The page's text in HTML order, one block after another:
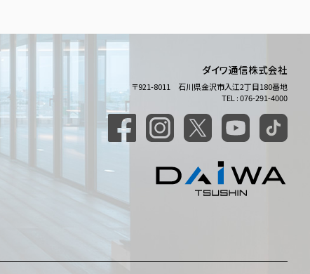
ダイワ通信株式会社
〒921-8011 石川県金沢市入江2丁目180番地
TEL : 076-291-4000